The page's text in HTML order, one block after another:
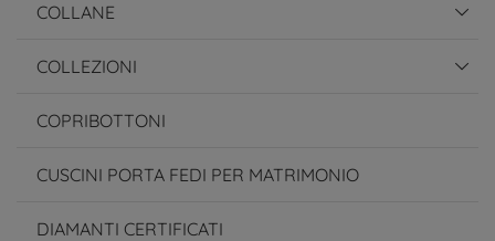
COLLANE
COLLEZIONI
COPRIBOTTONI
CUSCINI PORTA FEDI PER MATRIMONIO
DIAMANTI CERTIFICATI